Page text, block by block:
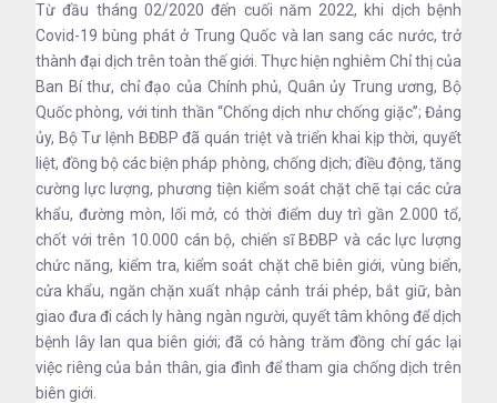
Từ đầu tháng 02/2020 đến cuối năm 2022, khi dịch bệnh
Covid-19 bùng phát ở Trung Quốc và lan sang các nước, trở
thành đại dịch trên toàn thế giới. Thực hiện nghiêm Chỉ thị của
Ban Bí thư, chỉ đạo của Chính phủ, Quân ủy Trung ương, Bộ
Quốc phòng, với tinh thần “Chống dịch như chống giặc”; Đảng
ủy, Bộ Tư lệnh BĐBP đã quán triệt và triển khai kịp thời, quyết
liệt, đồng bộ các biện pháp phòng, chống dịch; điều động, tăng
cường lực lượng, phương tiện kiểm soát chặt chẽ tại các cửa
khẩu, đường mòn, lối mở, có thời điểm duy trì gần 2.000 tổ,
chốt với trên 10.000 cán bộ, chiến sĩ BĐBP và các lực lượng
chức năng, kiểm tra, kiểm soát chặt chẽ biên giới, vùng biển,
cửa khẩu, ngăn chặn xuất nhập cảnh trái phép, bắt giữ, bàn
giao đưa đi cách ly hàng ngàn người, quyết tâm không để dịch
bệnh lây lan qua biên giới; đã có hàng trăm đồng chí gác lại
việc riêng của bản thân, gia đình để tham gia chống dịch trên
biên giới.